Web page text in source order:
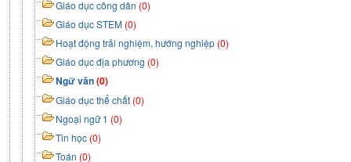
Giáo dục công dân (0)
Giáo dục STEM (0)
Hoạt động trải nghiệm, hướng nghiệp (0)
Giáo dục địa phương (0)
Ngữ văn(0)
Giáo dục thể chất (0)
Ngoại ngữ 1 (0)
Tin học (0)
Toán (0)